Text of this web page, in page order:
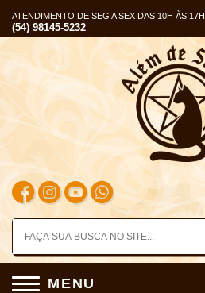
ATENDIMENTO DE SEG A SEX DAS 10H ÀS 17H
(54) 98145-5232
MENU